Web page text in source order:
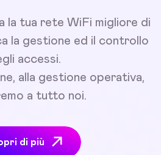
la tua rete WiFi migliore di
la gestione ed il controllo
accessi.
alla gestione operativa,
a tutto noi.
di più